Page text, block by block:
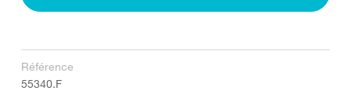
Référence
55340.F